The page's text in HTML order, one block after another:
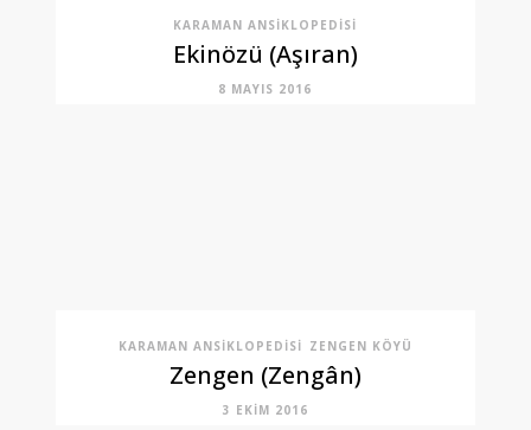
KARAMAN ANSIKLOPEDISI
Ekinözü (Aşıran)
8 MAYIS 2016
KARAMAN ANSIKLOPEDISI ZENGEN KÖYÜ
Zengen (Zengân)
3 EKIM 2016